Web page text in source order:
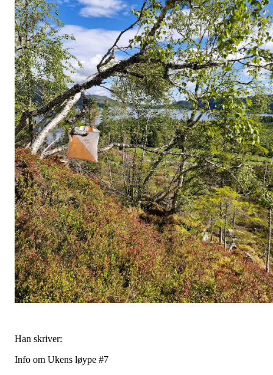
Han skriver:
Info om Ukens løype #7